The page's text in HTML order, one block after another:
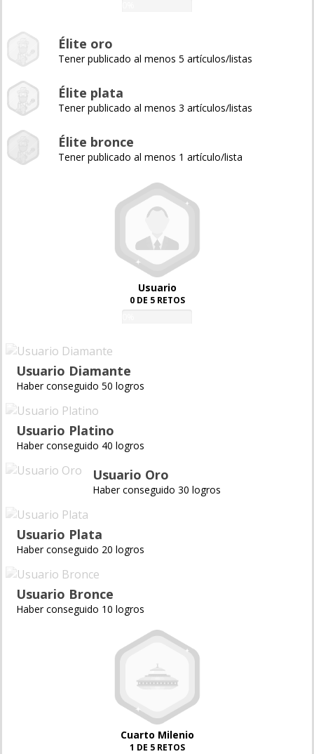
Élite oro
Tener publicado al menos 5 artículos/listas
Élite plata
Tener publicado al menos 3 artículos/listas
Élite bronce
Tener publicado al menos 1 artículo/lista
Usuario
0 DE 5 RETOS
Usuario Diamante
Haber conseguido 50 logros
Usuario Platino
Haber conseguido 40 logros
Usuario Oro
Haber conseguido 30 logros
Usuario Plata
Haber conseguido 20 logros
Usuario Bronce
Haber conseguido 10 logros
Cuarto Milenio
1 DE 5 RETOS